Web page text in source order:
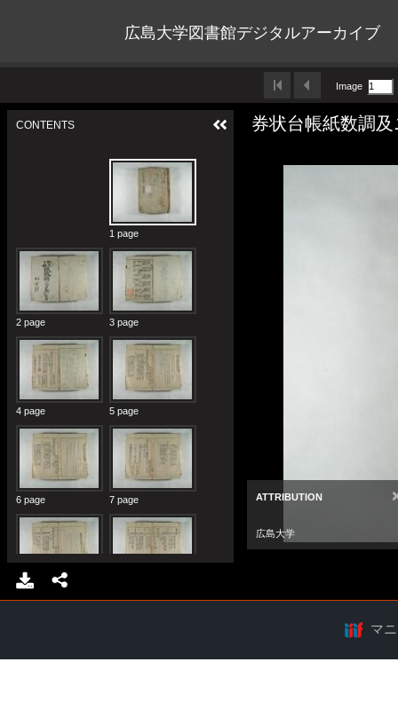
広島大学図書館デジタルアーカイブ
マ